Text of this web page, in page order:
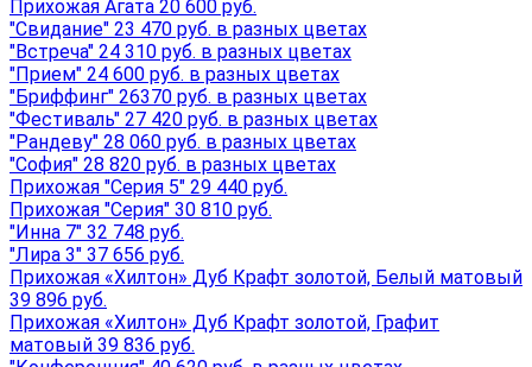
Прихожая Агата 20 600 руб.
"Свидание" 23 470 руб. в разных цветах
"Встреча" 24 310 руб. в разных цветах
"Прием" 24 600 руб. в разных цветах
"Бриффинг" 26370 руб. в разных цветах
"Фестиваль" 27 420 руб. в разных цветах
"Рандеву" 28 060 руб. в разных цветах
"София" 28 820 руб. в разных цветах
Прихожая "Серия 5" 29 440 руб.
Прихожая "Серия" 30 810 руб.
"Инна 7" 32 748 руб.
"Лира 3" 37 656 руб.
Прихожая «Хилтон» Дуб Крафт золотой, Белый матовый
39 896 руб.
Прихожая «Хилтон» Дуб Крафт золотой, Графит
матовый 39 836 руб.